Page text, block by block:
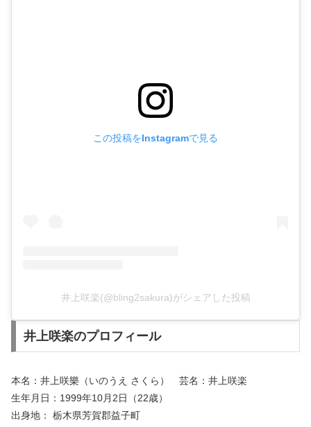
この投稿をInstagramで見る
井上咲楽(@bling2sakura)がシェアした投稿
井上咲楽のプロフィール
本名： 井上咲樂（いのうえ さくら） 芸名：井上咲楽
生年月日：1999年10月2日（22歳）
出身地： 栃木県芳賀郡益子町